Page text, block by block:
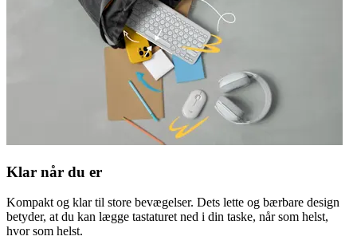
Klar når du er
Kompakt og klar til store bevægelser. Dets lette og bærbare design
betyder, at du kan lægge tastaturet ned i din taske, når som helst,
hvor som helst.